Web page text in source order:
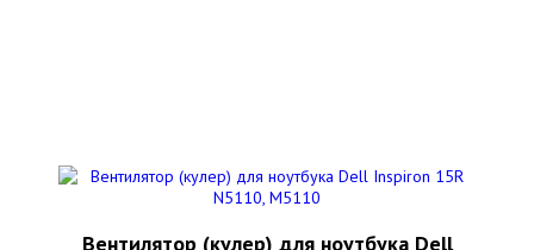
Вентилятор (кулер) для ноутбука Dell